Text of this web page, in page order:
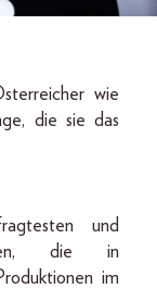
wie
die sie das
und
die in
im